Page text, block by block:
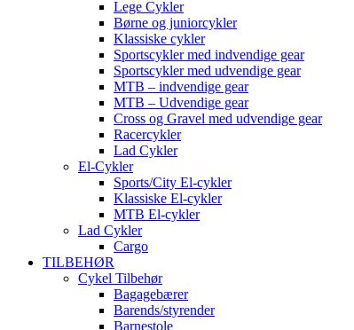
Lege Cykler
Børne og juniorcykler
Klassiske cykler
Sportscykler med indvendige gear
Sportscykler med udvendige gear
MTB – indvendige gear
MTB – Udvendige gear
Cross og Gravel med udvendige gear
Racercykler
Lad Cykler
El-Cykler
Sports/City El-cykler
Klassiske El-cykler
MTB El-cykler
Lad Cykler
Cargo
TILBEHØR
Cykel Tilbehør
Bagagebærer
Barends/styrender
Barnestole